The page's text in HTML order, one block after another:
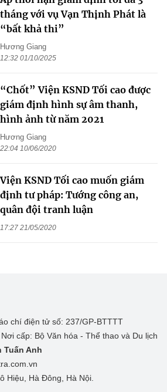
tháng với vụ Vạn Thịnh Phát là
“bất khả thi”
Hương Giang
12:32 01/10/2025
“Chốt” Viện KSND Tối cao được
giám định hình sự âm thanh,
hình ảnh từ năm 2021
Hương Giang
22:04 10/06/2020
Viện KSND Tối cao muốn giám
định tư pháp: Tướng công an,
quân đội tranh luận
17:27 21/05/2020
chí điện tử số: 237/GP-BTTTT
cấp: Bộ Văn hóa - Thể thao và Du lịch
Tuấn Anh
Hiệu, Hà Đông, Hà Nội.